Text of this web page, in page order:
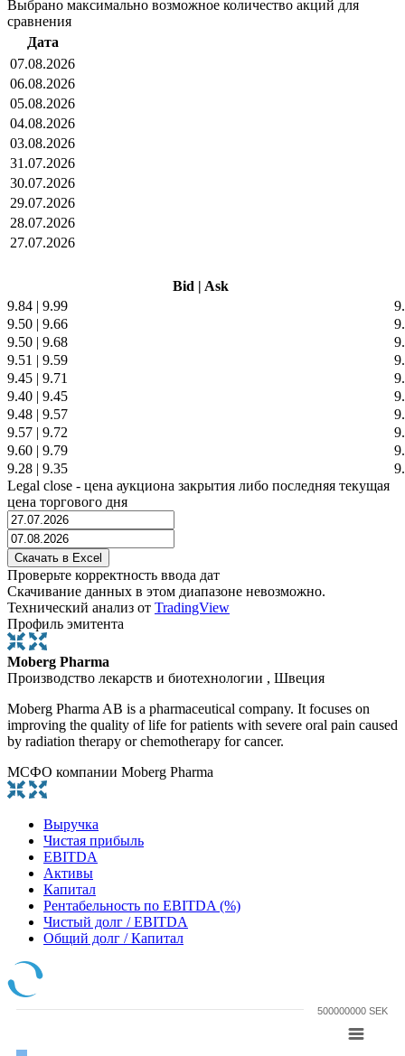
Выбрано максимально возможное количество акций для
сравнения
Дата
07.08.2026
06.08.2026
05.08.2026
04.08.2026
03.08.2026
31.07.2026
30.07.2026
29.07.2026
28.07.2026
27.07.2026
Bid | Ask
9.84 | 9.99
9.50 | 9.66
9.50 | 9.68
9.51 | 9.59
9.45 | 9.71
9.40 | 9.45
9.48 | 9.57
9.57 | 9.72
9.60 | 9.79
9.28 | 9.35
Legal close - цена аукциона закрытия либо последняя текущая
цена торгового дня
Проверьте корректность ввода дат
Скачивание данных в этом диапазоне невозможно.
Технический анализ от TradingView
Профиль эмитента
Moberg Pharma
Производство лекарств и биотехнологии , Швеция
Moberg Pharma AB is a pharmaceutical company. It focuses on
improving the quality of life for patients with severe oral pain caused
by radiation therapy or chemotherapy for cancer.
МСФО компании Moberg Pharma
Выручка
Чистая прибыль
EBITDA
Активы
Капитал
Рентабельность по EBITDA (%)
Чистый долг / EBITDA
Общий долг / Капитал
500000000 SEK